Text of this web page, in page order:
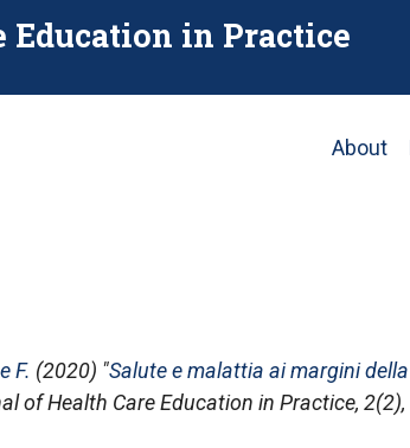
in Practice
Main
About
F. (2020) "Salute e malattia ai margini
of Health Care Education in Practice,